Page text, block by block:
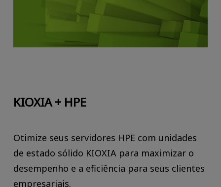
KIOXIA + HPE
Otimize seus servidores HPE com unidades
de estado sólido KIOXIA para maximizar o
desempenho e a eficiência para seus clientes
empresariais.